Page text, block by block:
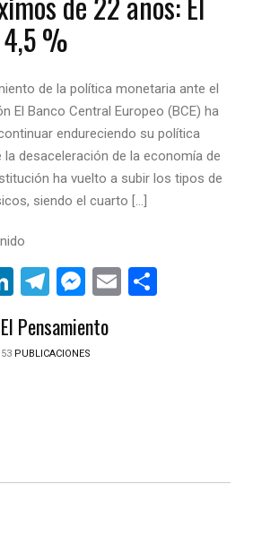
%
de la política monetaria ante el
El Banco Central Europeo (BCE) ha
endureciendo su política
desaceleración de la economía de
ha vuelto a subir los tipos de
siendo el cuarto […]
LinkedIn
Telegram
Messenger
Email
El Pensamiento
53 PUBLICACIONES